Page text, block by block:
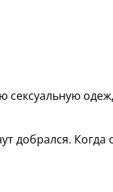
сексуальную
добрался. Когда